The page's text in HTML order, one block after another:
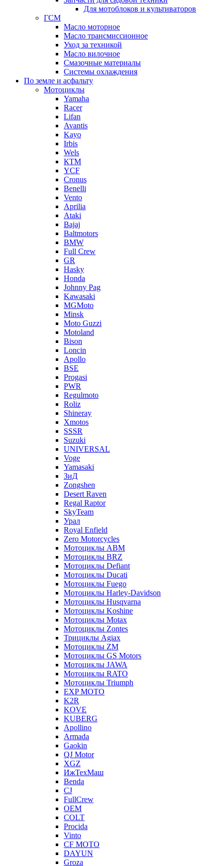
Для мотоблоков и культиваторов
ГСМ
Масло моторное
Масло трансмиссионное
Уход за техникой
Масло вилочное
Смазочные материалы
Системы охлаждения
По земле и асфальту
Мотоциклы
Yamaha
Racer
Lifan
Avantis
Kayo
Irbis
Wels
КТМ
YCF
Cronus
Benelli
Vento
Aprilia
Ataki
Bajaj
Baltmotors
BMW
Full Crew
GR
Hasky
Honda
Johnny Pag
Kawasaki
MGMoto
Minsk
Moto Guzzi
Motoland
Bison
Loncin
Apollo
BSE
Progasi
PWR
Regulmoto
Roliz
Shineray
Xmotos
SSSR
Suzuki
UNIVERSAL
Voge
Yamasaki
ЗиД
Zongshen
Desert Raven
Regal Raptor
SkyTeam
Урал
Royal Enfield
Zero Motorcycles
Мотоциклы ABM
Мотоциклы BRZ
Мотоциклы Defiant
Мотоциклы Ducati
Мотоциклы Fuego
Мотоциклы Harley-Davidson
Мотоциклы Husqvarna
Мотоциклы Koshine
Мотоциклы Motax
Мотоциклы Zontes
Трициклы Agiax
Мотоциклы ZM
Мотоциклы GS Motors
Мотоциклы JAWA
Мотоциклы RATO
Мотоциклы Triumph
EXP MOTO
K2R
KOVE
KUBERG
Apollino
Armada
Gaokin
QJ Motor
XGZ
ИжТехМаш
Benda
CJ
FullCrew
OEM
COLT
Procida
Vinto
CF MOTO
DAYUN
Groza